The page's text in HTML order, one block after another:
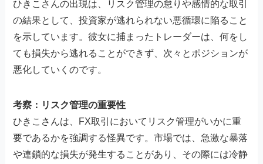
ひきこさんの出現は、リスク管理の怠りや感情的な取引
の結果として、投資家が逃れられない悪循環に陥ること
を示しています。彼女に捕まったトレーダーは、何をし
ても損失から逃れることができず、次々とポジションが
悪化していくのです。
考察：リスク管理の重要性
ひきこさんは、FX取引においてリスク管理がいかに重
要であるかを強調する怪異です。市場では、急激な暴落
や連鎖的な損失が発生することがあり、その際には冷静